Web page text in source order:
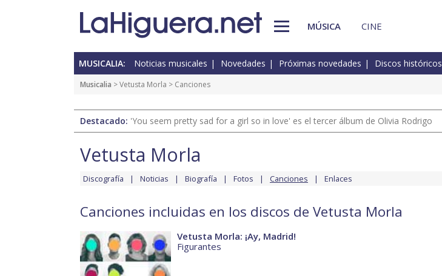
MÚSICA CINE
MUSICALIA: Noticias musicales Novedades Próximas novedades Discos históricos
Musicalia >Vetusta Morla > Canciones
Destacado: 'You seem pretty sad for a girl so in love' es el tercer álbum de Olivia Rodrigo
Vetusta Morla
Discografía Noticias Biografía Fotos Canciones Enlaces
Canciones incluidas en los discos de Vetusta Morla
Vetusta Morla: ¡Ay, Madrid!
Figurantes